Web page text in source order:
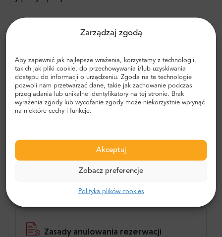
Zarządzaj zgodą
Aby zapewnić jak najlepsze wrażenia, korzystamy z technologii,
takich jak pliki cookie, do przechowywania i/lub uzyskiwania
dostępu do informacji o urządzeniu. Zgoda na te technologie
pozwoli nam przetwarzać dane, takie jak zachowanie podczas
przeglądania lub unikalne identyfikatory na tej stronie. Brak
wyrażenia zgody lub wycofanie zgody może niekorzystnie wpłynąć
na niektóre cechy i funkcje.
Akceptuj
Zobacz preferencje
Polityka plików cookies
Wycieczka odbywa się w każdy poniedziałek i
czwartek. Godzina rozpoczęcia to 8:30 rano.
W Makarskiej znajdują się 3 punkty odbioru: 1.
Marineta ul. 17, 21300 2. Ul. kralja Tomislava 1,
21300 3. Ul. Ante Starčevića 114, 21300
Zasady anulowania rezerwacji